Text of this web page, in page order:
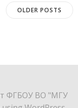
Posts
OLDER POSTS
ФГБОУ ВО "МГУ